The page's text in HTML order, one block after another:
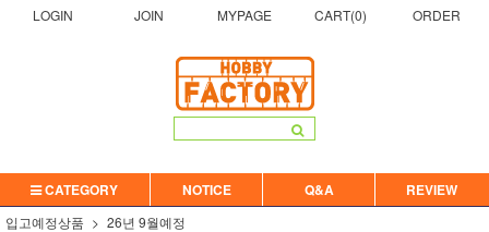
LOGIN JOIN MYPAGE CART(0) ORDER
CATEGORY NOTICE Q&A REVIEW
입고예정상품 26년 9월예정